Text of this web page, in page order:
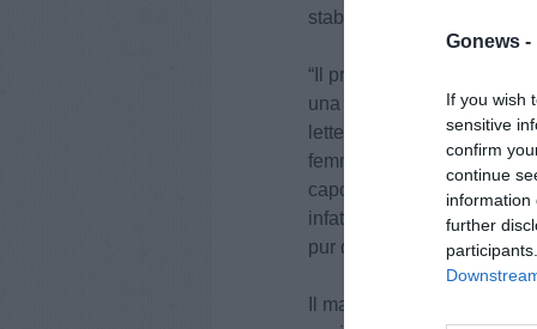
Gonews -
If you wish
sensitive
confirm
continue
information
further
stabilmente nel repertorio
“Il progetto che prenderà
una nuova proposta di tre
lette, per la prima volta,
femminile” dice il
capolavori si prestano
infatti le sfaccettature e i
pur dopo averli visti e
Il maestro Fabio Luisi